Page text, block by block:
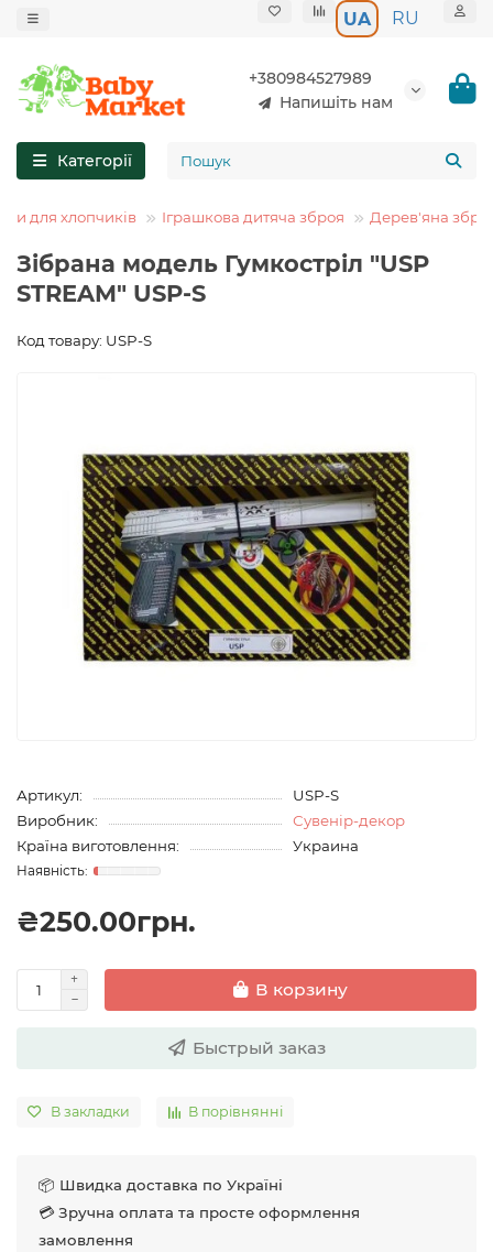
UA RU
+380984527989
Напишіть нам
Категорії
для хлопчиків Іграшкова дитяча зброя Дерев'яна
Зібрана модель Гумкостріл "USP
STREAM" USP-S
Код товару: USP-S
Артикул:
USP-S
Виробник:
Сувенір-декор
Країна виготовлення:
Украина
₴250.00грн.
В корзину
Быстрый заказ
В закладки В порівнянні
📦 Швидка доставка по Україні
💳 Зручна оплата та просте оформлення
замовлення